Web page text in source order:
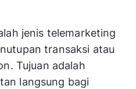
jenis telemarketing
transaksi atau
Tujuan adalah
langsung bagi